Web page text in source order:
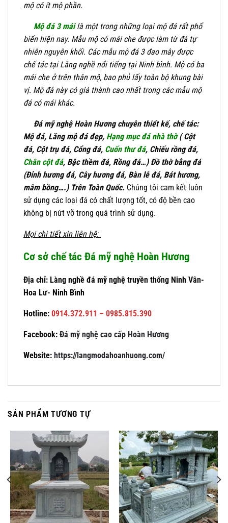
mộ có ít mộ phần.
Mộ đá 3 máilà một trong những loại mộ đá rất phổ
biến hiện nay. Mẫu mộ có mái che được làm từ đá tự
nhiên nguyên khối. Các mẫu mộ đá 3 đao mây được
chế tác tại Làng nghề nổi tiếng tại Ninh bình. Mộ có ba
mái che ở trên thân mộ, bao phủ lấy toàn bộ khung bài
vị. Mộ đá này có giá thành cao nhất trong các mẫu mộ
đá có mái khác.
Đá mỹ nghệ Hoàn Hương chuyên thiết kế, chế tác:
Mộ đá, Lăng mộ đá đẹp, Hạng mục đá nhà thờ( Cột
đá, Cột trụ đá, Cổng đá, Cuốn thư đá, Chiếu rồng đá,
Chân cột đá, Bậc thềm đá, Rồng đá…) Đồ thờ bằng đá
(Đỉnh hương đá, Cây hương đá, Bàn lễ đá, Bát hương,
mâm bồng….) Trên Toàn Quốc. Chúng tôi cam kết luôn
sử dụng các loại đá có chất lượng tốt, có độ bền cao
không bị nứt vỡ trong quá trình sử dụng.
Mọi chi tiết xin liên hệ:
Cơ sở chế tác Đá mỹ nghệ Hoàn Hương
Địa chỉ: Làng nghề đá mỹ nghệ truyền thống Ninh Vân-
Hoa Lư- Ninh Bình
Hotline: 0914.372.911 – 0985.815.390
Facebook: Đá mỹ nghệ cao cấp Hoàn Hương
Website: https://langmodahoanhuong.com/
SẢN PHẨM TƯƠNG TỰ